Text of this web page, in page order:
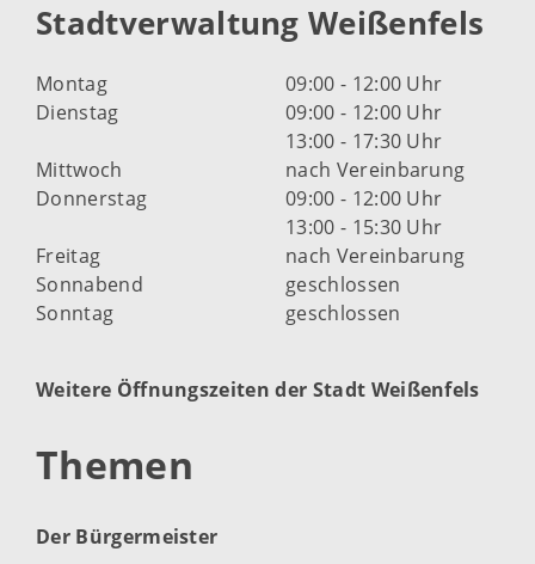
Stadtverwaltung Weißenfels
Montag
09:00 - 12:00 Uhr
Dienstag
09:00 - 12:00 Uhr
13:00 - 17:30 Uhr
Mittwoch
nach Vereinbarung
Donnerstag
09:00 - 12:00 Uhr
13:00 - 15:30 Uhr
Freitag
nach Vereinbarung
Sonnabend
geschlossen
Sonntag
geschlossen
Weitere Öffnungszeiten der Stadt Weißenfels
Themen
Der Bürgermeister